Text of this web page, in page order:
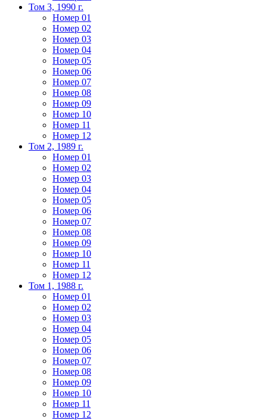
Том 3, 1990 г.
Номер 01
Номер 02
Номер 03
Номер 04
Номер 05
Номер 06
Номер 07
Номер 08
Номер 09
Номер 10
Номер 11
Номер 12
Том 2, 1989 г.
Номер 01
Номер 02
Номер 03
Номер 04
Номер 05
Номер 06
Номер 07
Номер 08
Номер 09
Номер 10
Номер 11
Номер 12
Том 1, 1988 г.
Номер 01
Номер 02
Номер 03
Номер 04
Номер 05
Номер 06
Номер 07
Номер 08
Номер 09
Номер 10
Номер 11
Номер 12